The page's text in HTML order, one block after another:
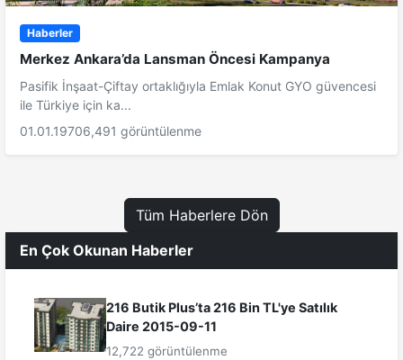
Haberler
Merkez Ankara’da Lansman Öncesi Kampanya
Pasifik İnşaat-Çiftay ortaklığıyla Emlak Konut GYO güvencesi
ile Türkiye için ka...
01.01.19706,491 görüntülenme
Tüm Haberlere Dön
En Çok Okunan Haberler
216 Butik Plus’ta 216 Bin TL'ye Satılık
Daire 2015-09-11
12,722 görüntülenme